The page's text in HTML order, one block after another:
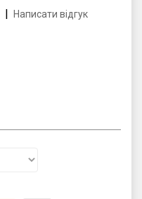
Написати відгук